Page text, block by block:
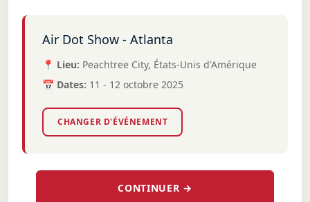
Air Dot Show - Atlanta
📍 Lieu: Peachtree City, États-Unis d'Amérique
📅 Dates: 11 - 12 octobre 2025
CHANGER D'ÉVÉNEMENT
CONTINUER →